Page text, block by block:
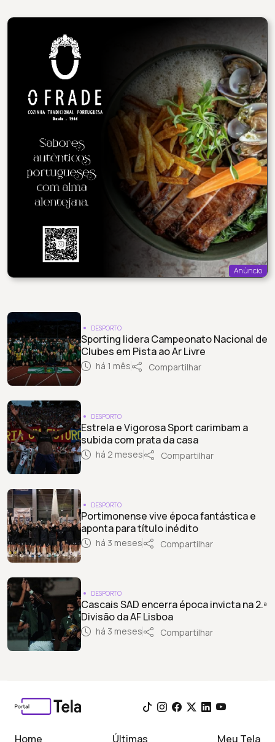
Anúncio
DESPORTO
Sporting lidera Campeonato Nacional de
Clubes em Pista ao Ar Livre
há 1 mês Compartilhar
DESPORTO
Estrela e Vigorosa Sport carimbam a
subida com prata da casa
há 2 meses Compartilhar
DESPORTO
Portimonense vive época fantástica e
aponta para título inédito
há 3 meses Compartilhar
DESPORTO
Cascais SAD encerra época invicta na 2.ª
Divisão da AF Lisboa
há 3 meses Compartilhar
Home Últimas Meu Tela